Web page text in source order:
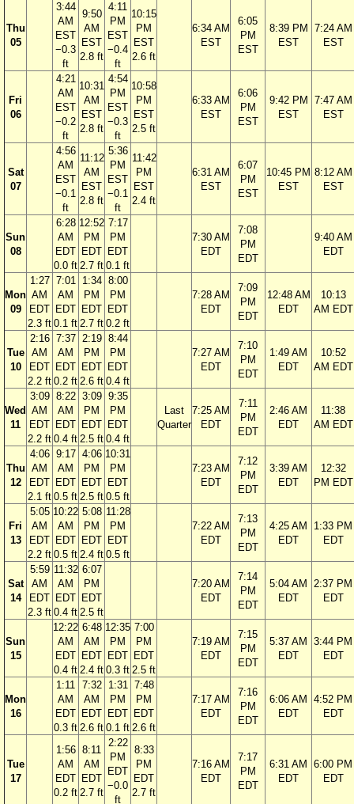
Thu
05
3:44
AM
EST
−0.3
ft
9:50
AM
EST
2.8 ft
4:11
PM
EST
−0.4
ft
10:15
PM
EST
2.6 ft
6:34 AM
EST
6:05
PM
EST
8:39 PM
EST
7:24 AM
EST
Fri
06
4:21
AM
EST
−0.2
ft
10:31
AM
EST
2.8 ft
4:54
PM
EST
−0.3
ft
10:58
PM
EST
2.5 ft
6:33 AM
EST
6:06
PM
EST
9:42 PM
EST
7:47 AM
EST
Sat
07
4:56
AM
EST
−0.1
ft
11:12
AM
EST
2.8 ft
5:36
PM
EST
−0.1
ft
11:42
PM
EST
2.4 ft
6:31 AM
EST
6:07
PM
EST
10:45 PM
EST
8:12 AM
EST
Sun
08
6:28
AM
EDT
0.0 ft
12:52
PM
EDT
2.7 ft
7:17
PM
EDT
0.1 ft
7:30 AM
EDT
7:08
PM
EDT
9:40 AM
EDT
Mon
09
1:27
AM
EDT
2.3 ft
7:01
AM
EDT
0.1 ft
1:34
PM
EDT
2.7 ft
8:00
PM
EDT
0.2 ft
7:28 AM
EDT
7:09
PM
EDT
12:48 AM
EDT
10:13
AM EDT
Tue
10
2:16
AM
EDT
2.2 ft
7:37
AM
EDT
0.2 ft
2:19
PM
EDT
2.6 ft
8:44
PM
EDT
0.4 ft
7:27 AM
EDT
7:10
PM
EDT
1:49 AM
EDT
10:52
AM EDT
Wed
11
3:09
AM
EDT
2.2 ft
8:22
AM
EDT
0.4 ft
3:09
PM
EDT
2.5 ft
9:35
PM
EDT
0.4 ft
Last
Quarter
7:25 AM
EDT
7:11
PM
EDT
2:46 AM
EDT
11:38
AM EDT
Thu
12
4:06
AM
EDT
2.1 ft
9:17
AM
EDT
0.5 ft
4:06
PM
EDT
2.5 ft
10:31
PM
EDT
0.5 ft
7:23 AM
EDT
7:12
PM
EDT
3:39 AM
EDT
12:32
PM EDT
Fri
13
5:05
AM
EDT
2.2 ft
10:22
AM
EDT
0.5 ft
5:08
PM
EDT
2.4 ft
11:28
PM
EDT
0.5 ft
7:22 AM
EDT
7:13
PM
EDT
4:25 AM
EDT
1:33 PM
EDT
Sat
14
5:59
AM
EDT
2.3 ft
11:32
AM
EDT
0.4 ft
6:07
PM
EDT
2.5 ft
7:20 AM
EDT
7:14
PM
EDT
5:04 AM
EDT
2:37 PM
EDT
Sun
15
12:22
AM
EDT
0.4 ft
6:48
AM
EDT
2.4 ft
12:35
PM
EDT
0.3 ft
7:00
PM
EDT
2.5 ft
7:19 AM
EDT
7:15
PM
EDT
5:37 AM
EDT
3:44 PM
EDT
Mon
16
1:11
AM
EDT
0.3 ft
7:32
AM
EDT
2.6 ft
1:31
PM
EDT
0.1 ft
7:48
PM
EDT
2.6 ft
7:17 AM
EDT
7:16
PM
EDT
6:06 AM
EDT
4:52 PM
EDT
Tue
17
1:56
AM
EDT
0.2 ft
8:11
AM
EDT
2.7 ft
2:22
PM
EDT
−0.0
ft
8:33
PM
EDT
2.7 ft
7:16 AM
EDT
7:17
PM
EDT
6:31 AM
EDT
6:00 PM
EDT